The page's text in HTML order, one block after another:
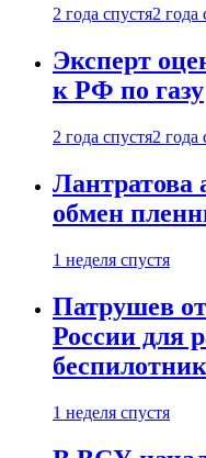
2 года спустя2 года
Эксперт
к РФ по газу
2 года спустя2 года
Лантратова
обмен
1 неделя спустя
Патрушев
России для
1 неделя спустя